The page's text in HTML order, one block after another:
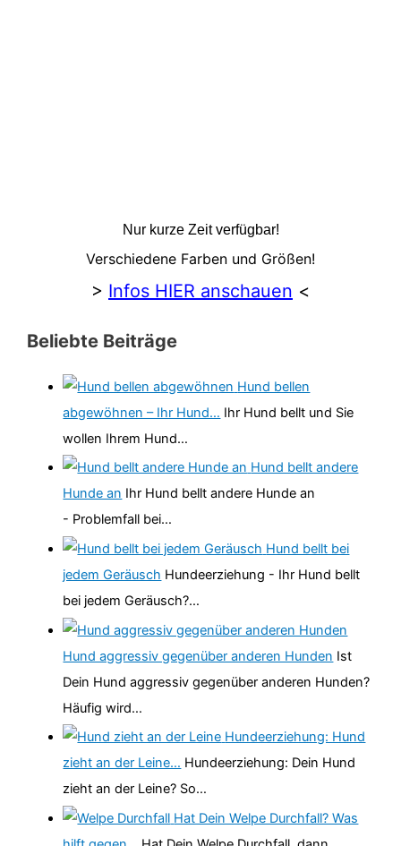
Nur kurze Zeit verfügbar!
Verschiedene Farben und Größen!
> Infos HIER anschauen <
Beliebte Beiträge
Hund bellen
abgewöhnen – Ihr Hund… Ihr Hund bellt und Sie
wollen Ihrem Hund…
Hund bellt andere
Hunde an Ihr Hund bellt andere Hunde an
- Problemfall bei…
Hund bellt bei
jedem Geräusch Hundeerziehung - Ihr Hund bellt
bei jedem Geräusch?…
Hund aggressiv gegenüber anderen Hunden Ist
Dein Hund aggressiv gegenüber anderen Hunden?
Häufig wird…
Hundeerziehung: Hund
zieht an der Leine… Hundeerziehung: Dein Hund
zieht an der Leine? So…
Hat Dein Welpe Durchfall? Was